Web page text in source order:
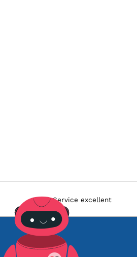
Service excellent